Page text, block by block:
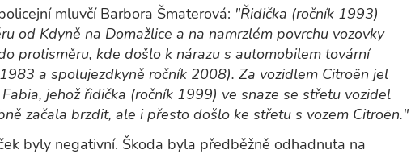
mluvčí Barbora Šmaterová: "Řidička (ročník 1993)
od Kdyně na Domažlice a na namrzlém povrchu vozovky
protisměru, kde došlo k nárazu s automobilem tovární
a spolujezdkyně ročník 2008). Za vozidlem Citroën jel
jehož řidička (ročník 1999) ve snaze se střetu vozidel
začala brzdit, ale i přesto došlo ke střetu s vozem Citroën."
byly negativní. Škoda byla předběžně odhadnuta na